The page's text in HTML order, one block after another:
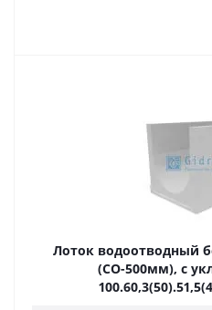
Лоток водоотводный
(СО-500мм), с